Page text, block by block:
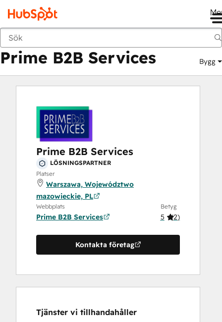
Marknadsplats
Prime B2B Services Bygg
Prime B2B Services
LÖSNINGSPARTNER
Platser
Warszawa, Województwo
mazowieckie, PL
Webbplats
Prime B2B Services
Betyg
5 (2)
Kontakta företag
Tjänster vi tillhandahåller